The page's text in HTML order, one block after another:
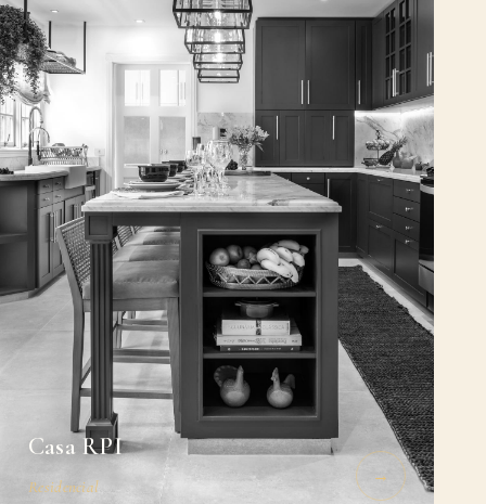
Casa RPI
Residencial →